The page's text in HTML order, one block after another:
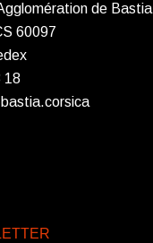
de Bastia
60097
18